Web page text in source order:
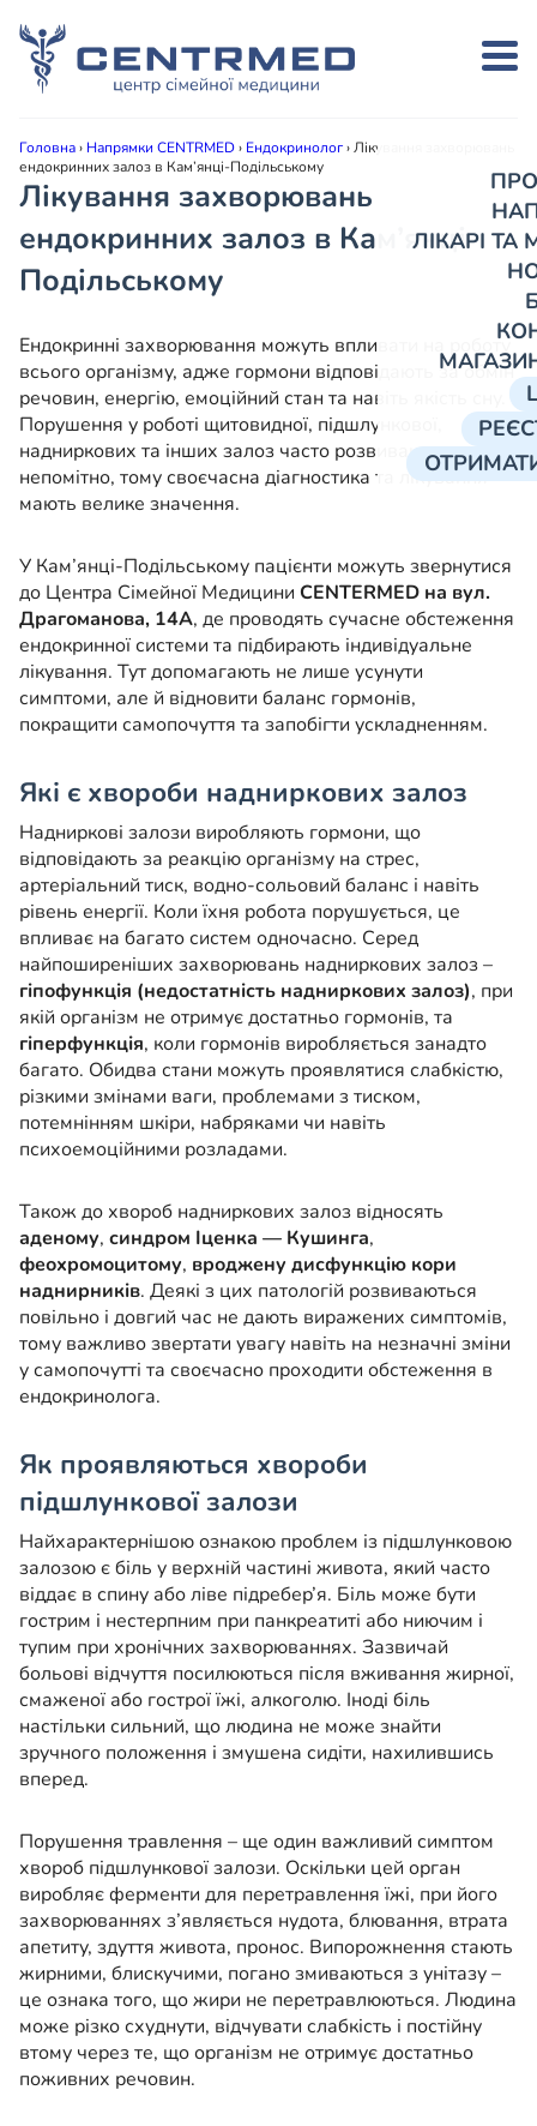
ЛІКАРІ
Головна› Напрямки CENTRMED› Ендокринолог›Лікування захворювань
ендокринних залоз в Кам’янці-Подільському
Лікування захворювань
ендокринних залоз в Кам’янці-
Подільському
Ендокринні захворювання можуть впливати на роботу
всього організму, адже гормони відповідають за обмін
речовин, енергію, емоційний стан та навіть якість сну.
Порушення у роботі щитовидної, підшлункової,
надниркових та інших залоз часто розвиваються
непомітно, тому своєчасна діагностика та лікування
мають велике значення.
У Кам’янці-Подільському пацієнти можуть звернутися
до Центра Сімейної Медицини CENTERMED на вул.
Драгоманова, 14А, де проводять сучасне обстеження
ендокринної системи та підбирають індивідуальне
лікування. Тут допомагають не лише усунути
симптоми, але й відновити баланс гормонів,
покращити самопочуття та запобігти ускладненням.
Які є хвороби надниркових залоз
Надниркові залози виробляють гормони, що
відповідають за реакцію організму на стрес,
артеріальний тиск, водно-сольовий баланс і навіть
рівень енергії. Коли їхня робота порушується, це
впливає на багато систем одночасно. Серед
найпоширеніших захворювань надниркових залоз –
гіпофункція (недостатність надниркових залоз), при
якій організм не отримує достатньо гормонів, та
гіперфункція, коли гормонів виробляється занадто
багато. Обидва стани можуть проявлятися слабкістю,
різкими змінами ваги, проблемами з тиском,
потемнінням шкіри, набряками чи навіть
психоемоційними розладами.
Також до хвороб надниркових залоз відносять
аденому, синдром Іценка — Кушинга,
феохромоцитому, вроджену дисфункцію кори
наднирників. Деякі з цих патологій розвиваються
повільно і довгий час не дають виражених симптомів,
тому важливо звертати увагу навіть на незначні зміни
у самопочутті та своєчасно проходити обстеження в
ендокринолога.
Як проявляються хвороби
підшлункової залози
Найхарактернішою ознакою проблем із підшлунковою
залозою є біль у верхній частині живота, який часто
віддає в спину або ліве підребер’я. Біль може бути
гострим і нестерпним при панкреатиті або ниючим і
тупим при хронічних захворюваннях. Зазвичай
больові відчуття посилюються після вживання жирної,
смаженої або гострої їжі, алкоголю. Іноді біль
настільки сильний, що людина не може знайти
зручного положення і змушена сидіти, нахилившись
вперед.
Порушення травлення – ще один важливий симптом
хвороб підшлункової залози. Оскільки цей орган
виробляє ферменти для перетравлення їжі, при його
захворюваннях з’являється нудота, блювання, втрата
апетиту, здуття живота, пронос. Випорожнення стають
жирними, блискучими, погано змиваються з унітазу –
це ознака того, що жири не перетравлюються. Людина
може різко схуднути, відчувати слабкість і постійну
втому через те, що організм не отримує достатньо
поживних речовин.